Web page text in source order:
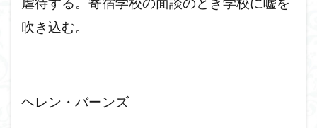
吹き込む。
ヘレン・バーンズ